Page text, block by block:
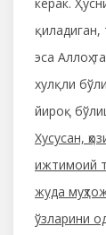
эса Аллоҳ
хулқли
йироқ
Хусусан,
ижтимоий
жуда
ўзларини